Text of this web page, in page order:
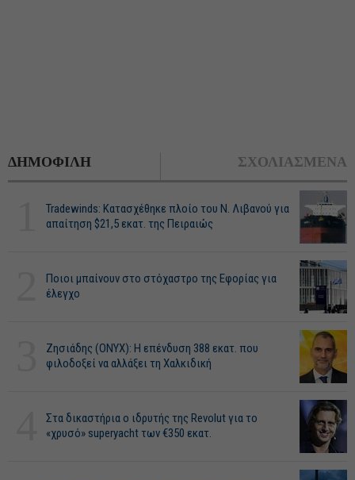
ΔΗΜΟΦΙΛΗ ΣΧΟΛΙΑΣΜΕΝΑ
Tradewinds: Κατασχέθηκε πλοίο του Ν. Λιβανού για
απαίτηση $21,5 εκατ. της Πειραιώς
Ποιοι μπαίνουν στο στόχαστρο της Εφορίας για
έλεγχο
Ζησιάδης (ONYX): Η επένδυση 388 εκατ. που
φιλοδοξεί να αλλάξει τη Χαλκιδική
Στα δικαστήρια ο ιδρυτής της Revolut για το
«χρυσό» superyacht των €350 εκατ.